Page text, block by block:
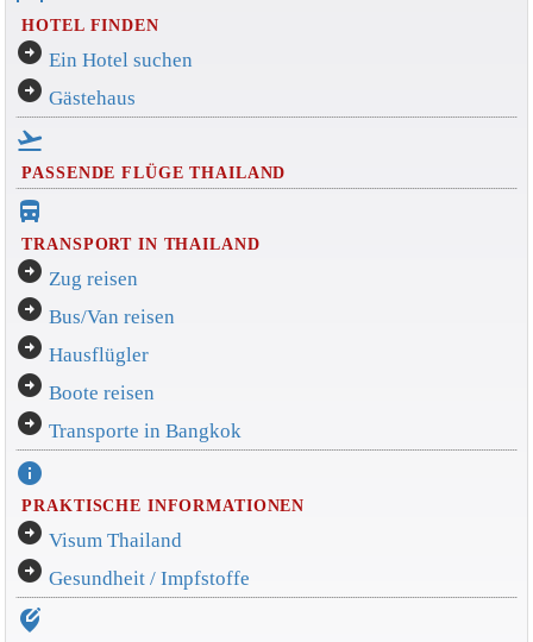
HOTEL FINDEN
arrow_circle_right Ein Hotel suchen
arrow_circle_right Gästehaus
flight_takeoff
PASSENDE FLÜGE THAILAND
directions_bus_filled
TRANSPORT IN THAILAND
arrow_circle_right Zug reisen
arrow_circle_right Bus/Van reisen
arrow_circle_right Hausflügler
arrow_circle_right Boote reisen
arrow_circle_right Transporte in Bangkok
info
PRAKTISCHE INFORMATIONEN
arrow_circle_right Visum Thailand
arrow_circle_right Gesundheit / Impfstoffe
edit_location_alt